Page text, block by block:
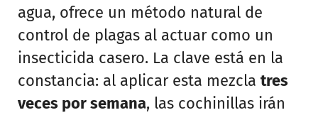
agua, ofrece un método natural de
control de plagas al actuar como un
insecticida casero. La clave está en la
constancia: al aplicar esta mezcla tres
veces por semana, las cochinillas irán